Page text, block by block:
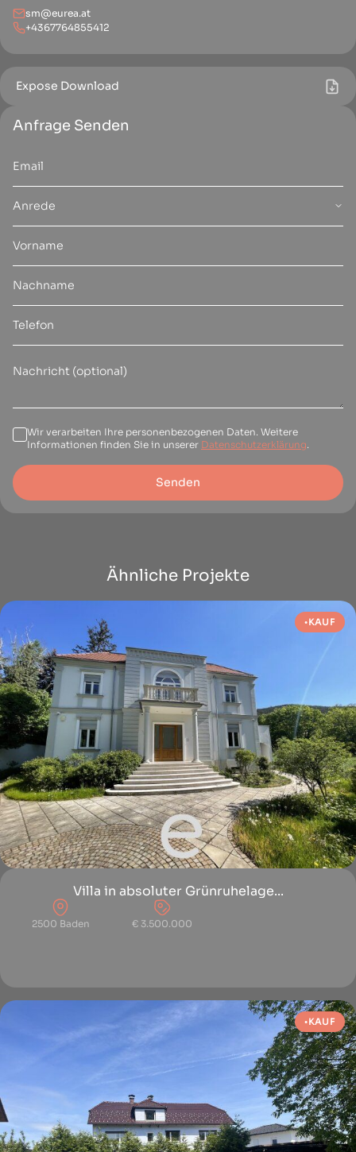
sm@eurea.at
+4367764855412
Expose Download
Anfrage Senden
Anrede
Wir verarbeiten Ihre personenbezogenen Daten. Weitere
Informationen finden Sie in unserer Datenschutzerklärung.
Senden
Ähnliche Projekte
KAUF
Villa in absoluter Grünruhelage...
2500 Baden € 3.500.000
KAUF